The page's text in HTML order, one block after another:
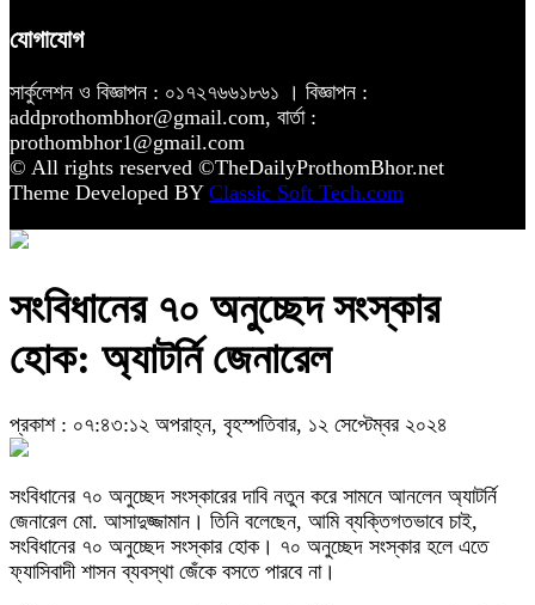
যোগাযোগ
সার্কুলেশন ও বিজ্ঞাপন : ০১৭২৭৬৬১৮৬১ । বিজ্ঞাপন :
addprothombhor@gmail.com, বার্তা :
prothombhor1@gmail.com
© All rights reserved ©TheDailyProthomBhor.net
Theme Developed BY Classic Soft Tech.com
সংবিধানের ৭০ অনুচ্ছেদ সংস্কার
হোক: অ্যাটর্নি জেনারেল
প্রকাশ : ০৭:৪৩:১২ অপরাহ্ন, বৃহস্পতিবার, ১২ সেপ্টেম্বর ২০২৪
সংবিধানের ৭০ অনুচ্ছেদ সংস্কারের দাবি নতুন করে সামনে আনলেন অ্যাটর্নি
জেনারেল মো. আসাদুজ্জামান। তিনি বলেছেন, আমি ব্যক্তিগতভাবে চাই,
সংবিধানের ৭০ অনুচ্ছেদ সংস্কার হোক। ৭০ অনুচ্ছেদ সংস্কার হলে এতে
ফ্যাসিবাদী শাসন ব্যবস্থা জেঁকে বসতে পারবে না।